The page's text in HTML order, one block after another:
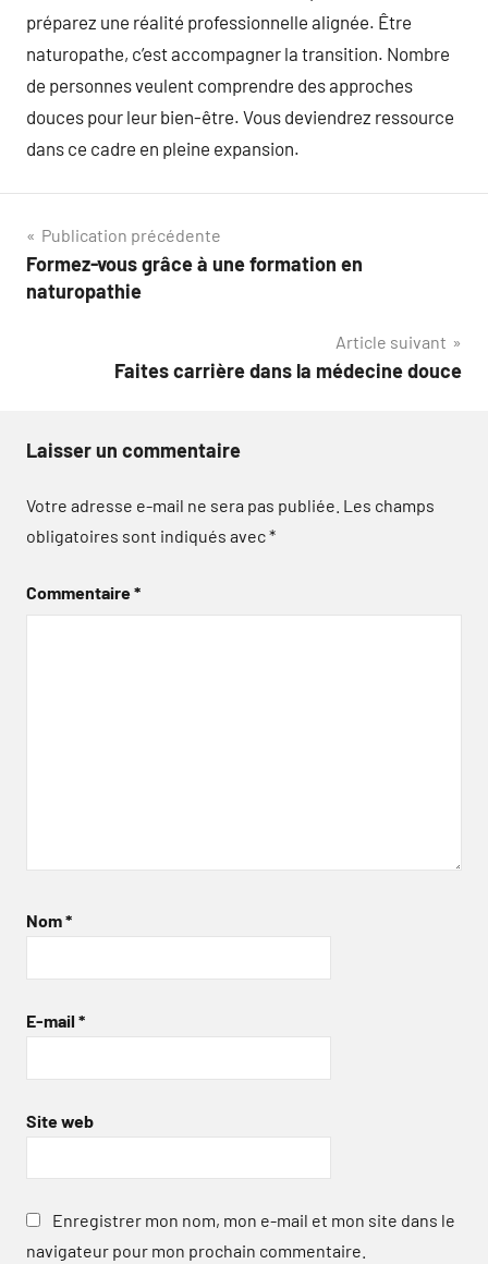
préparez une réalité professionnelle alignée. Être
naturopathe, c’est accompagner la transition. Nombre
de personnes veulent comprendre des approches
douces pour leur bien-être. Vous deviendrez ressource
dans ce cadre en pleine expansion.
Navigation
de
Publication précédente
Formez-vous grâce à une formation en
naturopathie
Article suivant
Faites carrière dans la médecine douce
Laisser un commentaire
Votre adresse e-mail ne sera pas publiée. Les champs
obligatoires sont indiqués avec*
Commentaire*
Nom*
E-mail *
Site web
Enregistrer mon nom, mon e-mail et mon site dans le
navigateur pour mon prochain commentaire.